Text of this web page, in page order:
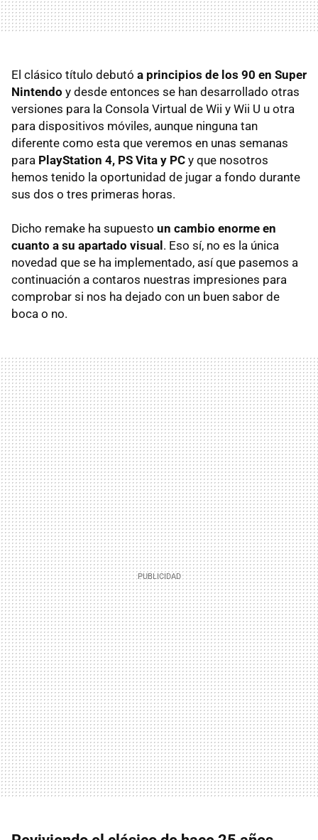
El clásico título debutó a principios de los 90 en Super
Nintendo y desde entonces se han desarrollado otras
versiones para la Consola Virtual de Wii y Wii U u otra
para dispositivos móviles, aunque ninguna tan
diferente como esta que veremos en unas semanas
para PlayStation 4, PS Vita y PC y que nosotros
hemos tenido la oportunidad de jugar a fondo durante
sus dos o tres primeras horas.
Dicho remake ha supuesto un cambio enorme en
cuanto a su apartado visual. Eso sí, no es la única
novedad que se ha implementado, así que pasemos a
continuación a contaros nuestras impresiones para
comprobar si nos ha dejado con un buen sabor de
boca o no.